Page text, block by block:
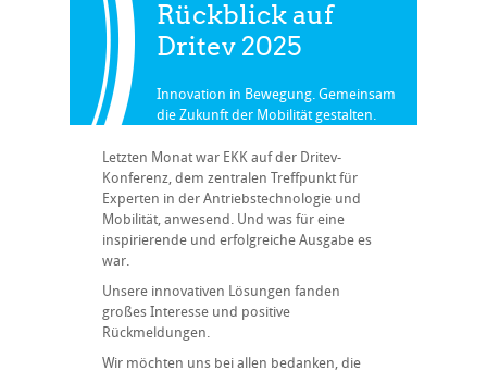
Rückblick auf
Dritev 2025
Innovation in Bewegung. Gemeinsam
die Zukunft der Mobilität gestalten.
Letzten Monat war EKK auf der Dritev-
Konferenz, dem zentralen Treffpunkt für
Experten in der Antriebstechnologie und
Mobilität, anwesend. Und was für eine
inspirierende und erfolgreiche Ausgabe es
war.
Unsere innovativen Lösungen fanden
großes Interesse und positive
Rückmeldungen.
Wir möchten uns bei allen bedanken, die